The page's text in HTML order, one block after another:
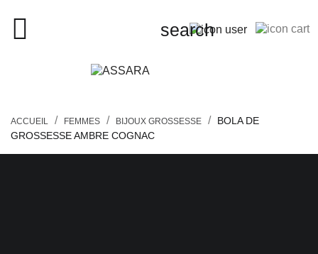
 search
close
ACCUEIL FEMMES BIJOUX GROSSESSE
BOLA DE
GROSSESSE AMBRE COGNAC